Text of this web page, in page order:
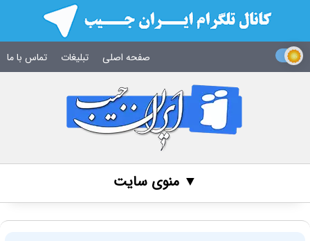
صفحه اصلی تبلیغات تماس با ما
▼ منوی سایت